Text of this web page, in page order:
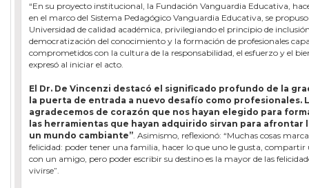
“En su proyecto institucional, la Fundación Vanguardia Educativa,
en el marco del Sistema Pedagógico Vanguardia Educativa, se
Universidad de calidad académica, privilegiando el principio de
democratización del conocimiento y la formación de profesionales
comprometidos con la cultura de la responsabilidad, el esfuerzo y el
expresó al iniciar el acto.
El Dr. De Vincenzi destacó el significado profundo de la
la puerta de entrada a nuevo desafío como profesionales.
agradecemos de corazón que nos hayan elegido para
las herramientas que hayan adquirido sirvan para afrontar
un mundo cambiante”. Asimismo, reflexionó: “Muchas cosas
felicidad: poder tener una familia, hacer lo que uno le gusta,
con un amigo, pero poder escribir su destino es la mayor de las
vivirse”.